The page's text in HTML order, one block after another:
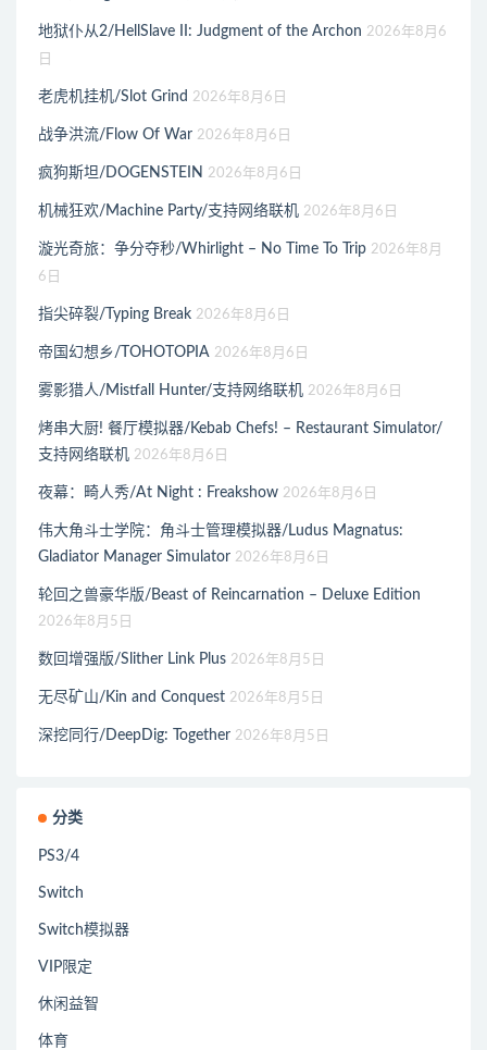
地狱仆从2/HellSlave II: Judgment of the Archon 2026年8月6
日
老虎机挂机/Slot Grind 2026年8月6日
战争洪流/Flow Of War 2026年8月6日
疯狗斯坦/DOGENSTEIN 2026年8月6日
机械狂欢/Machine Party/支持网络联机 2026年8月6日
漩光奇旅：争分夺秒/Whirlight – No Time To Trip 2026年8月
6日
指尖碎裂/Typing Break 2026年8月6日
帝国幻想乡/TOHOTOPIA 2026年8月6日
雾影猎人/Mistfall Hunter/支持网络联机 2026年8月6日
烤串大厨! 餐厅模拟器/Kebab Chefs! – Restaurant Simulator/
支持网络联机 2026年8月6日
夜幕：畸人秀/At Night : Freakshow 2026年8月6日
伟大角斗士学院：角斗士管理模拟器/Ludus Magnatus:
Gladiator Manager Simulator 2026年8月6日
轮回之兽豪华版/Beast of Reincarnation – Deluxe Edition
2026年8月5日
数回增强版/Slither Link Plus 2026年8月5日
无尽矿山/Kin and Conquest 2026年8月5日
深挖同行/DeepDig: Together 2026年8月5日
分类
PS3/4
Switch
Switch模拟器
VIP限定
休闲益智
体育